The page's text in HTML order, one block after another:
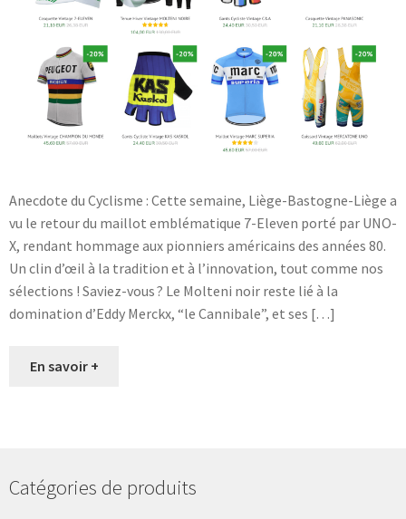
Anecdote du Cyclisme : Cette semaine, Liège-Bastogne-Liège a
vu le retour du maillot emblématique 7-Eleven porté par UNO-
X, rendant hommage aux pionniers américains des années 80.
Un clin d’œil à la tradition et à l’innovation, tout comme nos
sélections ! Saviez-vous ? Le Molteni noir reste lié à la
domination d’Eddy Merckx, “le Cannibale”, et ses […]
En savoir +
Catégories de produits